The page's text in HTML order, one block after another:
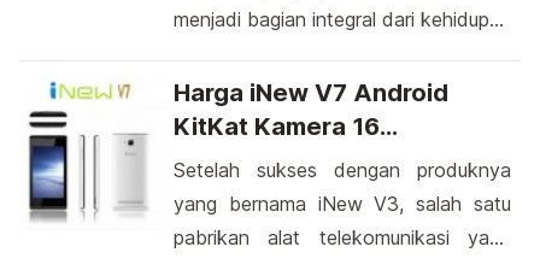
menjadi bagian integral dari kehidupan
jutaan aplikasi yang tersedia di
Google Play Store, ada beberapa
publik. Aplikasi-aplikasi ini seringkali
jarang diketahui oleh banyak orang,
tetapi mungkin memiliki manfaat yang
Harga iNew V7 Android
KitKat Kamera 16
Megapiksel
Setelah sukses dengan produknya
yang bernama iNew V3, salah satu
pabrikan alat telekomunikasi yang